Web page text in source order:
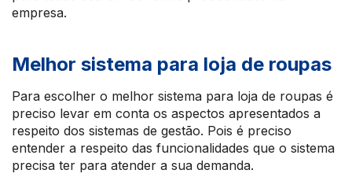
empresa.
Melhor sistema para loja de roupas
Para escolher o melhor sistema para loja de roupas é
preciso levar em conta os aspectos apresentados a
respeito dos sistemas de gestão. Pois é preciso
entender a respeito das funcionalidades que o sistema
precisa ter para atender a sua demanda.